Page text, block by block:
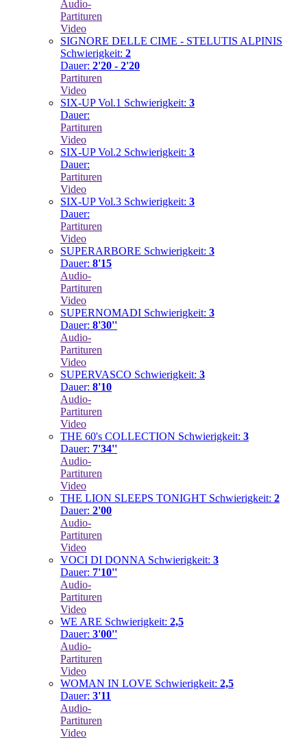
Audio-
Partituren
Video
SIGNORE DELLE CIME - STELUTIS ALPINIS
Schwierigkeit: 2
Dauer: 2'20 - 2'20
Partituren
Video
SIX-UP Vol.1 Schwierigkeit: 3
Dauer:
Partituren
Video
SIX-UP Vol.2 Schwierigkeit: 3
Dauer:
Partituren
Video
SIX-UP Vol.3 Schwierigkeit: 3
Dauer:
Partituren
Video
SUPERARBORE Schwierigkeit: 3
Dauer: 8'15
Audio-
Partituren
Video
SUPERNOMADI Schwierigkeit: 3
Dauer: 8'30''
Audio-
Partituren
Video
SUPERVASCO Schwierigkeit: 3
Dauer: 8'10
Audio-
Partituren
Video
THE 60's COLLECTION Schwierigkeit: 3
Dauer: 7'34''
Audio-
Partituren
Video
THE LION SLEEPS TONIGHT Schwierigkeit: 2
Dauer: 2'00
Audio-
Partituren
Video
VOCI DI DONNA Schwierigkeit: 3
Dauer: 7'10''
Audio-
Partituren
Video
WE ARE Schwierigkeit: 2,5
Dauer: 3'00''
Audio-
Partituren
Video
WOMAN IN LOVE Schwierigkeit: 2,5
Dauer: 3'11
Audio-
Partituren
Video